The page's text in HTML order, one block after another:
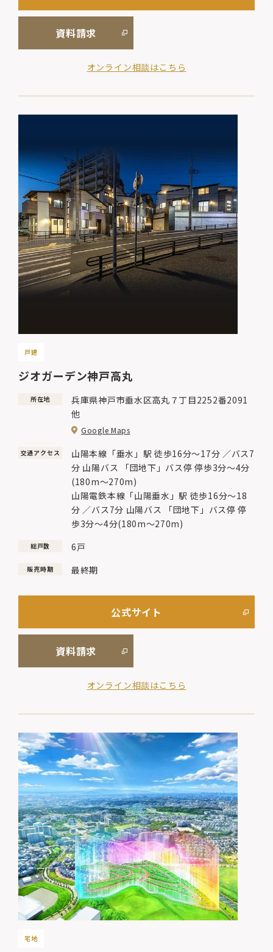
資料請求
オンライン相談はこちら
戸建
ジオガーデン神戸高丸
所在地
兵庫県神戸市垂水区高丸７丁目2252番2091
他
Google Maps
交通アクセス
山陽本線「垂水」駅 徒歩16分～17分 ／バス7
分 山陽バス 「団地下」バス停 停歩3分～4分
(180m～270m)
山陽電鉄本線「山陽垂水」駅 徒歩16分～18
分 ／バス7分 山陽バス 「団地下」バス停 停
歩3分～4分(180m～270m)
総戸数 6戸
販売時期 最終期
公式サイト
資料請求
オンライン相談はこちら
宅地